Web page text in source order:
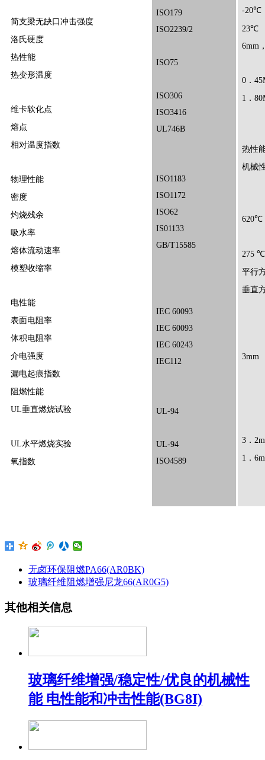
简支梁无缺口冲击强度
洛氏硬度
热性能
热变形温度
维卡软化点
熔点
相对温度指数
物理性能
密度
灼烧残余
吸水率
熔体流动速率
模塑收缩率
电性能
表面电阻率
体积电阻率
介电强度
漏电起痕指数
阻燃性能
UL垂直燃烧试验
UL水平燃烧实验
氧指数
ISO179
ISO2239/2
ISO75
ISO306
ISO3416
UL746B
ISO1183
ISO1172
ISO62
IS01133
GB/T15585
IEC 60093
IEC 60093
IEC 60243
IEC112
UL-94
UL-94
ISO4589
-20℃
23℃
6mm
0．
1．
热性
机械
620℃
275 ℃
平行
垂直
3mm
3．
1．
无卤环保阻燃PA66(AR0BK)
玻璃纤维阻燃增强尼龙66(AR0G5)
其他相关信息
玻璃纤维增强/稳定性/优良的机械性
能 电性能和冲击性能(BG8I)